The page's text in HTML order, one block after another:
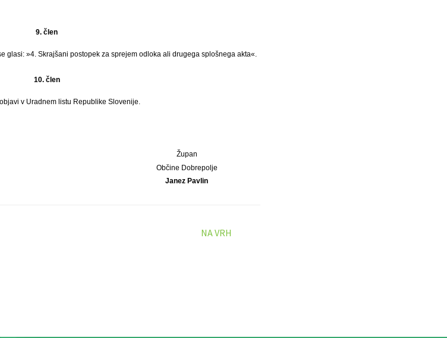
9. člen
glasi: »4. Skrajšani postopek za sprejem odloka ali drugega splošnega akta«.
10. člen
v Uradnem listu Republike Slovenije.
Župan
Občine Dobrepolje
Janez Pavlin
NA VRH